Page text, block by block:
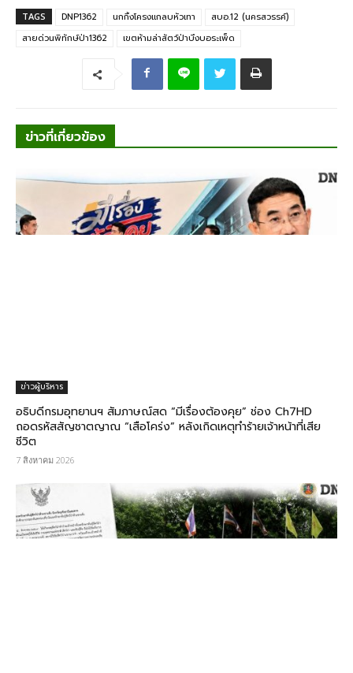
TAGS DNP1362 นกกิ้งโครงแกลบหัวเทา
สบอ.12 (นครสวรรค์)
สายด่วนพิทักษ์ป่า1362
เขตห้ามล่าสัตว์ป่าบึงบอระเพ็ด
ข่าวที่เกี่ยวข้อง
ข่าวผู้บริหาร
อธิบดีกรมอุทยานฯ สัมภาษณ์สด “มีเรื่องต้องคุย” ช่อง Ch7HD
ถอดรหัสสัญชาตญาณ “เสือโคร่ง” หลังเกิดเหตุทำร้ายเจ้าหน้าที่เสีย
ชีวิต
7 สิงหาคม 2026